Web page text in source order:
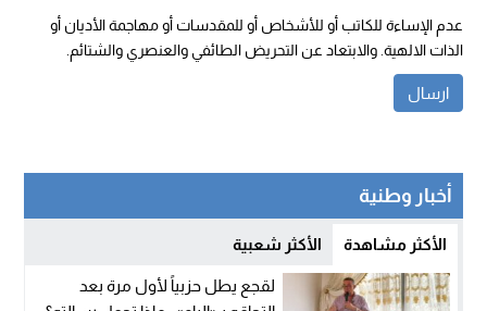
عدم الإساءة للكاتب أو للأشخاص أو للمقدسات أو مهاجمة الأديان أو
الذات الالهية. والابتعاد عن التحريض الطائفي والعنصري والشتائم.
أخبار وطنية
الأكثر مشاهدة الأكثر شعبية
لقجع يطل حزبياً لأول مرة بعد